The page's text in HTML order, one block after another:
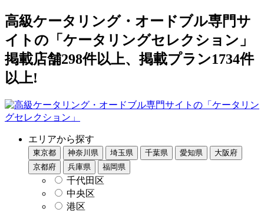
高級ケータリング・オードブル専門サ
イトの「ケータリングセレクション」
掲載店舗298件以上、掲載プラン1734件
以上!
エリアから探す
東京都 神奈川県 埼玉県 千葉県 愛知県
大阪府
京都府
兵庫県 福岡県
千代田区
中央区
港区